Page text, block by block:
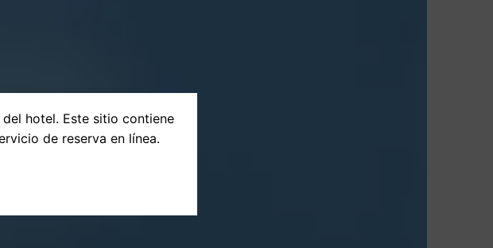
hotel. Este sitio contiene
de reserva en línea.